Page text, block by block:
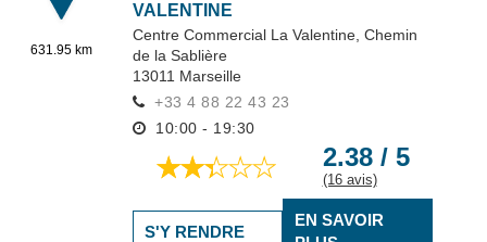
631.95 km
VALENTINE
Centre Commercial La Valentine, Chemin
de la Sablière
13011 Marseille
+33 4 88 22 43 23
10:00 - 19:30
2.38 / 5
(16 avis)
EN SAVOIR
S'Y RENDRE